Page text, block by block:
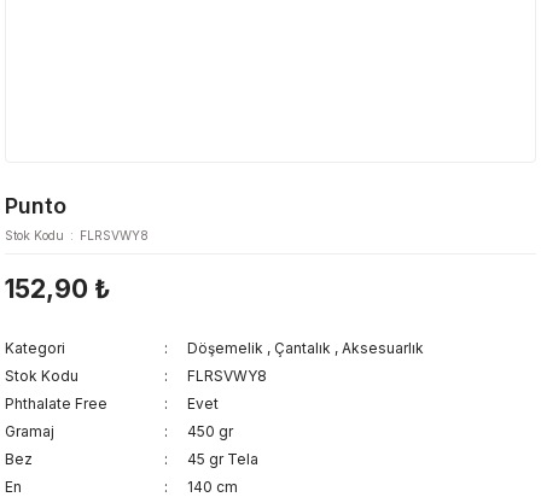
Punto
Stok Kodu FLRSVWY8
152,90 ₺
Kategori Döşemelik , Çantalık , Aksesuarlık
Stok Kodu
FLRSVWY8
Phthalate Free
Evet
Gramaj
450 gr
Bez
45 gr Tela
En
140 cm